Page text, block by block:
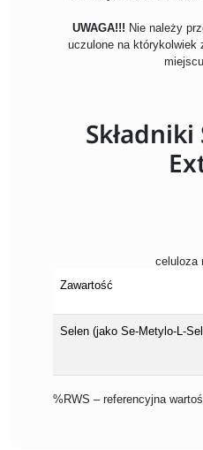
UWAGA!!! Nie należy
uczulone na którykolwiek
celuloza
Zawartość
Selen (jako Se-Metylo-L-
%RWS – referencyjna